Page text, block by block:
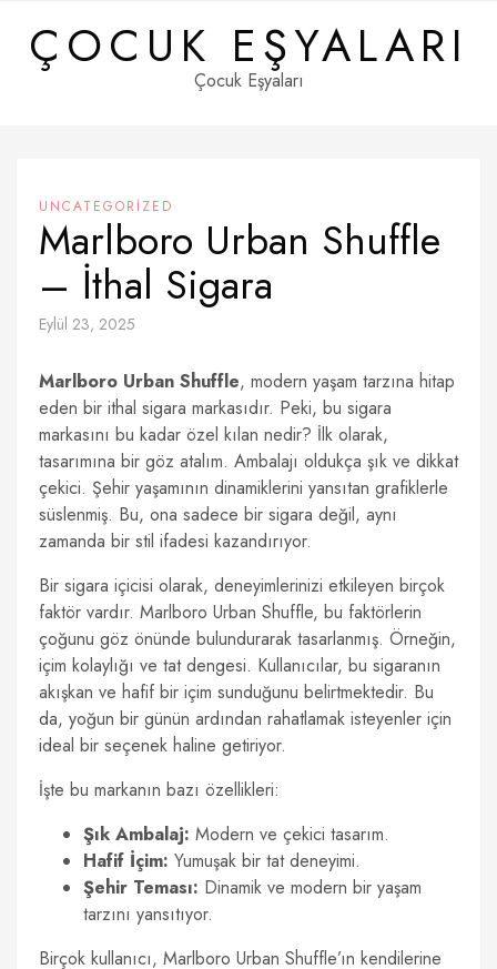
contentÇOCUK EŞYALARI
Çocuk Eşyaları
UNCATEGORIZED
Marlboro Urban Shuffle
– İthal Sigara
Eylül 23, 2025
Marlboro Urban Shuffle, modern yaşam tarzına hitap
eden bir ithal sigara markasıdır. Peki, bu sigara
markasını bu kadar özel kılan nedir? İlk olarak,
tasarımına bir göz atalım. Ambalajı oldukça şık ve dikkat
çekici. Şehir yaşamının dinamiklerini yansıtan grafiklerle
süslenmiş. Bu, ona sadece bir sigara değil, aynı
zamanda bir stil ifadesi kazandırıyor.
Bir sigara içicisi olarak, deneyimlerinizi etkileyen birçok
faktör vardır. Marlboro Urban Shuffle, bu faktörlerin
çoğunu göz önünde bulundurarak tasarlanmış. Örneğin,
içim kolaylığı ve tat dengesi. Kullanıcılar, bu sigaranın
akışkan ve hafif bir içim sunduğunu belirtmektedir. Bu
da, yoğun bir günün ardından rahatlamak isteyenler için
ideal bir seçenek haline getiriyor.
İşte bu markanın bazı özellikleri:
Şık Ambalaj: Modern ve çekici tasarım.
Hafif İçim: Yumuşak bir tat deneyimi.
Şehir Teması: Dinamik ve modern bir yaşam
tarzını yansıtıyor.
Birçok kullanıcı, Marlboro Urban Shuffle’ın kendilerine